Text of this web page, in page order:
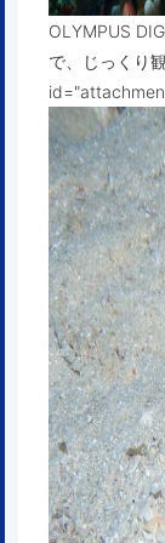
OLYMPUS
で、じっくり